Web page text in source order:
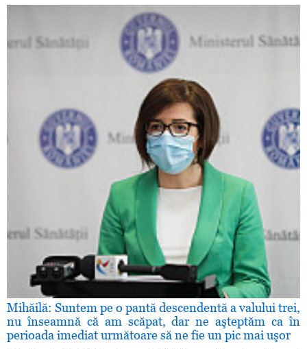
Mihăilă: Suntem pe o pantă descendentă a valului trei,
nu înseamnă că am scăpat, dar ne aşteptăm ca în
perioada imediat următoare să ne fie un pic mai uşor